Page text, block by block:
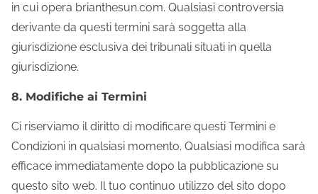
in cui opera brianthesun.com. Qualsiasi controversia
derivante da questi termini sarà soggetta alla
giurisdizione esclusiva dei tribunali situati in quella
giurisdizione.
8. Modifiche ai Termini
Ci riserviamo il diritto di modificare questi Termini e
Condizioni in qualsiasi momento. Qualsiasi modifica sarà
efficace immediatamente dopo la pubblicazione su
questo sito web. Il tuo continuo utilizzo del sito dopo